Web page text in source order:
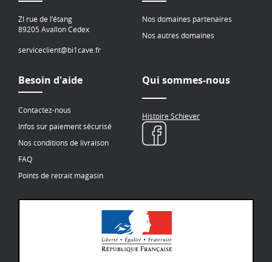
ZI rue de l’étang
89205 Avallon Cedex
serviceclient@bi1cave.fr
Nos domaines partenaires
Nos autres domaines
Besoin d'aide
Contactez-nous
Infos sur paiement sécurisé
Nos conditions de livraison
FAQ
Points de retrait magasin
Qui sommes-nous
Histoire Schiever